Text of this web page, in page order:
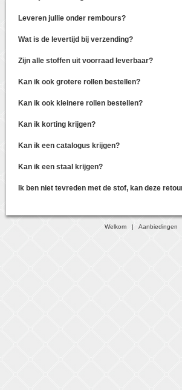
Leveren jullie onder rembours?
Wat is de levertijd bij verzending?
Zijn alle stoffen uit voorraad leverbaar?
Kan ik ook grotere rollen bestellen?
Kan ik ook kleinere rollen bestellen?
Kan ik korting krijgen?
Kan ik een catalogus krijgen?
Kan ik een staal krijgen?
Ik ben niet tevreden met de stof, kan deze
Welkom |Aanbiedingen